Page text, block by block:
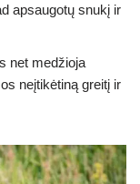
apsaugotų snukį ir
net medžioja
neįtikėtiną greitį ir